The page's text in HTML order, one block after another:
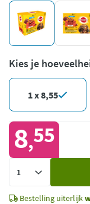
Kies je
1 x 8,55
8,55
Bestelling uiterlijk